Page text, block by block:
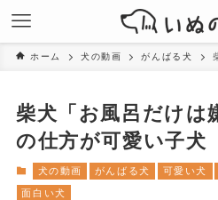
ホーム 犬の動画 がんばる犬
柴犬「お風呂だけは
の仕方が可愛い子犬
犬の動画 がんばる犬 可愛い犬
面白い犬